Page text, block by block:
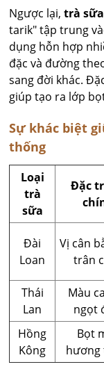
Ngược lại,trà
tarik" tập trung
dụng hỗn hợp
đặc và đường
sang đời khác.
giúp tạo ra lớp
Sự khác biệt
thống
Loại
trà
sữa
Đặc
Đài
Loan
Vị cân
trân
Thái
Lan
Màu
ngọt
Hồng
Kông
Bọt
hương